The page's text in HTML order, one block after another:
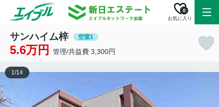
お気に入り
0
サンハイム梓 空室1
5.6万円 管理/共益費 3,300円
1/14